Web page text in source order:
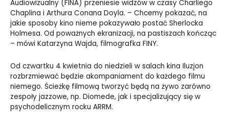
Audiowizualny (FINA) przeniesie widzów w czasy Charliego
Chaplina i Arthura Conana Doyla. – Chcemy pokazać, na
jakie sposoby kino nieme pokazywało postać Sherlocka
Holmesa. Od poważnych ekranizacji, na pastiszach kończąc
– mówi Katarzyna Wajda, filmografka FINY.
Od czwartku 4 kwietnia do niedzieli w salach kina Iluzjon
rozbrzmiewać będzie akompaniament do każdego filmu
niemego. Ścieżkę filmową tworzyć będą na żywo zarówno
zespoły jazzowe, np. Diomede, jak i specjalizujący się w
psychodelicznym rocku ARRM.